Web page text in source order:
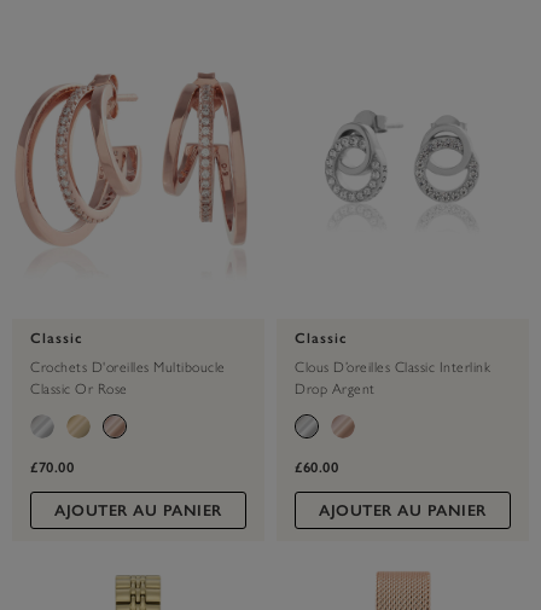
Classic
Crochets D'oreilles Multiboucle
Classic Or Rose
£70.00
AJOUTER AU PANIER
Classic
Clous D’oreilles Classic Interlink
Drop Argent
£60.00
AJOUTER AU PANIER